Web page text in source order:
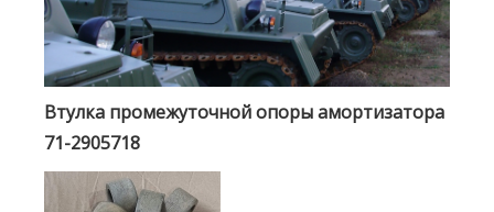
Втулка промежуточной опоры амортизатора
71-2905718